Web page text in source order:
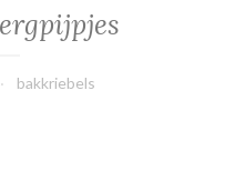
bakkriebels